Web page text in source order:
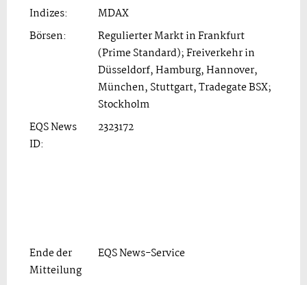
Indizes:
MDAX
Börsen:
Regulierter Markt in Frankfurt
(Prime Standard); Freiverkehr in
Düsseldorf, Hamburg, Hannover,
München, Stuttgart, Tradegate BSX;
Stockholm
EQS News
ID:
2323172
Ende der
Mitteilung
EQS News-Service